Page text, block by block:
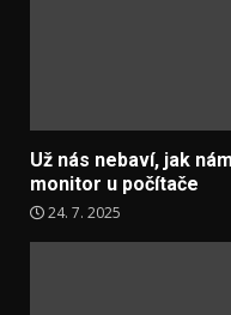
Už nás nebaví, jak
monitor u počítače
24. 7. 2025